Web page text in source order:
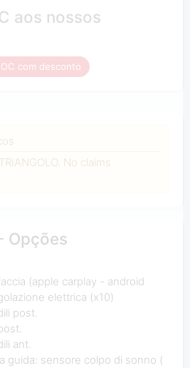
aos nossos
com desconto
No claims
Opções
(apple carplay - android
elettrica (x10)
post.
ant.
guida: sensore colpo di sonno (